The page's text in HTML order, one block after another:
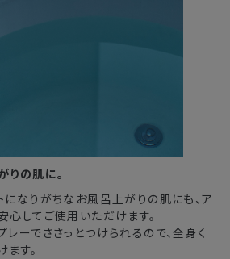
りの肌に。
になりがちなお風呂上がりの肌にも、ア
心してご使用いただけます。
ーでささっとつけられるので、全身く
す。